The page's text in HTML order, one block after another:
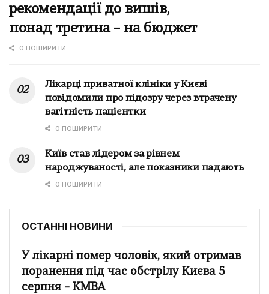
рекомендації до вишів,
понад третина – на бюджет
0 ПОШИРИТИ
Лікарці приватної клініки у Києві
повідомили про підозру через втрачену
вагітність пацієнтки
0 ПОШИРИТИ
Київ став лідером за рівнем
народжуваності, але показники падають
0 ПОШИРИТИ
ОСТАННІ НОВИНИ
У лікарні помер чоловік, який отримав
поранення під час обстрілу Києва 5
серпня – КМВА